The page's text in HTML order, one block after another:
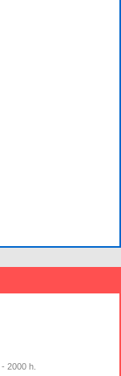
- 2000 h.